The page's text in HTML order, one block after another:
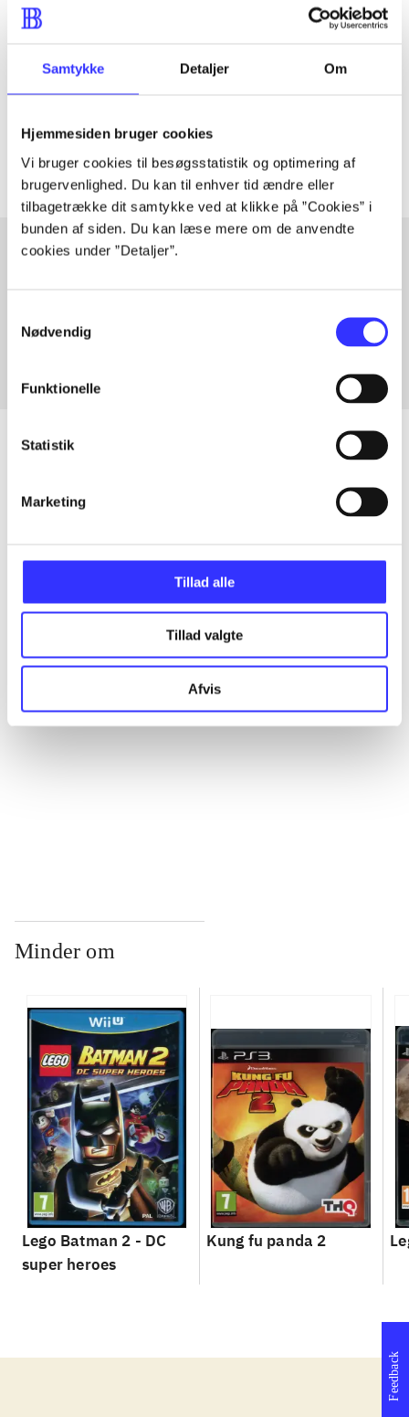
Samtykke Detaljer Om
Hjemmesiden bruger cookies
Vi bruger cookies til besøgsstatistik og optimering af
brugervenlighed. Du kan til enhver tid ændre eller
tilbagetrække dit samtykke ved at klikke på ”Cookies” i
bunden af siden. Du kan læse mere om de anvendte
cookies under ”Detaljer”.
Nødvendig
Funktionelle
Statistik
Marketing
Tillad alle
Tillad valgte
Afvis
Artiklen er en del af
lorem ipsum dolor sit amet ...
Artiklerne ihandler ofte om
Artikler
Minder om
Lego Batman 2 - DC
super heroes
Kung fu panda 2
Feedback